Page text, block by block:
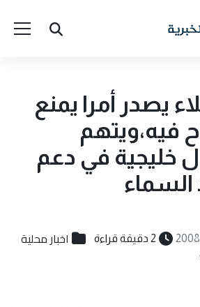
يصدر أمرا يمنع
فيه،ويتهم
خليجية في دعم
السماء
2 دقيقة قراءة اخبار محلية